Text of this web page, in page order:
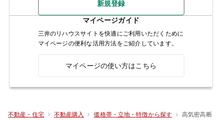
新規登録
マイページガイド
三井のリハウスサイトを快適にご利用いただくために
マイページの便利な活用方法をご紹介しています。
マイページの使い方はこちら
不動産・住宅 不動産購入 価格帯・立地・特徴から探す 高気密高断